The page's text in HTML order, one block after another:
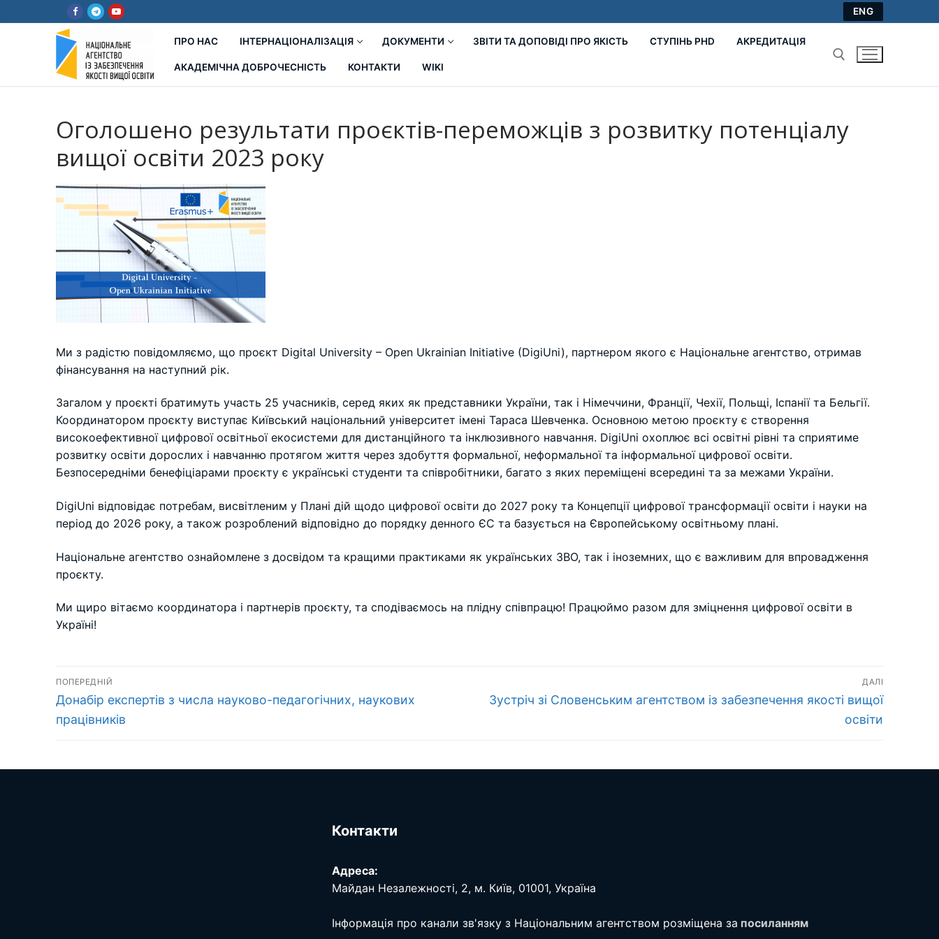
до
ENG
ПРО НАС ІНТЕРНАЦІОНАЛІЗАЦІЯ ДОКУМЕНТИ ЗВІТИ ТА ДОПОВІДІ ПРО ЯКІСТЬ СТУПІНЬ PHD АКРЕДИТАЦІЯ
АКАДЕМІЧНА ДОБРОЧЕСНІСТЬ КОНТАКТИ WIKI
Оголошено результати проєктів-переможців з розвитку потенціалу
вищої освіти 2023 року
Ми з радістю повідомляємо, що проєкт Digital University – Open Ukrainian Initiative (DigiUni), партнером якого є Національне агентство, отримав
фінансування на наступний рік.
Загалом у проєкті братимуть участь 25 учасників, серед яких як представники України, так і Німеччини, Франції, Чехії, Польщі, Іспанії та Бельгії.
Координатором проєкту виступає Київський національний університет імені Тараса Шевченка. Основною метою проєкту є створення
високоефективної цифрової освітньої екосистеми для дистанційного та інклюзивного навчання. DigiUni охоплює всі освітні рівні та сприятиме
розвитку освіти дорослих і навчанню протягом життя через здобуття формальної, неформальної та інформальної цифрової освіти.
Безпосередніми бенефіціарами проєкту є українські студенти та співробітники, багато з яких переміщені всередині та за межами України.
DigiUni відповідає потребам, висвітленим у Плані дій щодо цифрової освіти до 2027 року та Концепції цифрової трансформації освіти і науки на
період до 2026 року, а також розроблений відповідно до порядку денного ЄС та базується на Європейському освітньому плані.
Національне агентство ознайомлене з досвідом та кращими практиками як українських ЗВО, так і іноземних, що є важливим для впровадження
проєкту.
Ми щиро вітаємо координатора і партнерів проєкту, та сподіваємось на плідну співпрацю! Працюймо разом для зміцнення цифрової освіти в
Україні!
Навігація
записів
ПОПЕРЕДНІЙ
Попередній
запис:
Донабір експертів з числа науково-педагогічних, наукових
працівників
ДАЛІ
Наступний
Зустріч зі Словенським агентством із забезпечення якості вищої
освіти
Контакти
Адреса:
Майдан Незалежності, 2, м. Київ, 01001, Україна
Інформація про канали зв'язку з Національним агентством розміщена за посиланням